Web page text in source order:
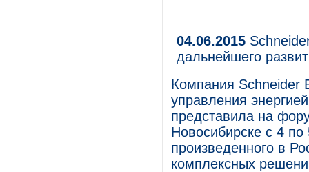
04.06.2015
дальнейшего
Компания Schneider
управления
представила на
Новосибирске с 4
произведенного в
комплексных